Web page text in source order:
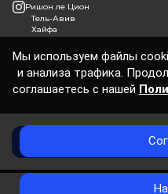
Добавить
Ришон ле Цион
Тель-Авив
Хайфа
Мы используем файлы
и анализа трафика.
соглашаетесь с нашей